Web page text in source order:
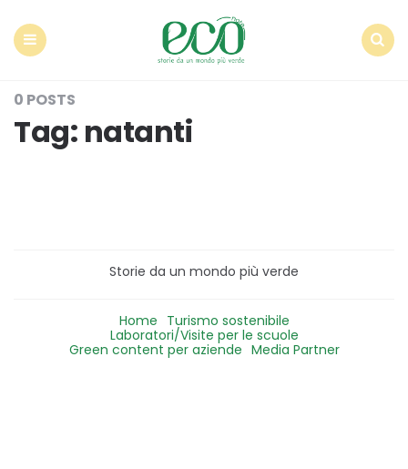
0 POSTS
Tag: natanti
Storie da un mondo più verde
Home Turismo sostenibile
Laboratori/Visite per le scuole
Green content per aziende Media Partner